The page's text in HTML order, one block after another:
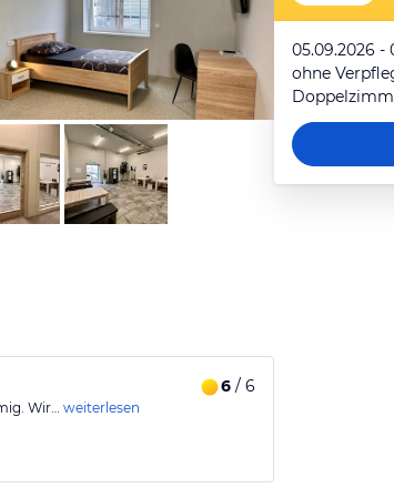
05.09.2026 -
ohne
6 / 6
Wir… weiterlesen